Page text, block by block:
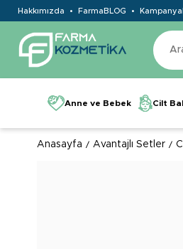
Hakkımızda FarmaBLOG
Anne ve Bebek Cilt
Anasayfa Avantajlı Setler